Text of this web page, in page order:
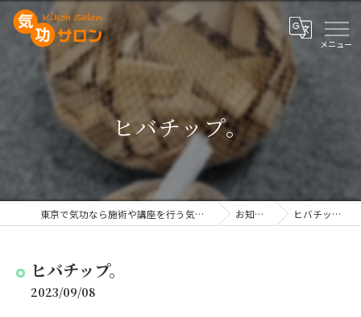
ヒバチップ。
東京で気功なら施術や講座を行う気功サロン お知らせ ヒバチップ。
ヒバチップ。
2023/09/08